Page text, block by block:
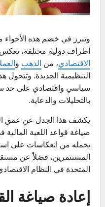
وتبرز في خضم هذه الأجواء
أطراف دولية مختلفة،
الاقتصادي، من الذهب و
التنظيمية الجديدة. وتتحول
سياسي واقتصادي على حد
بالتحليلات والدعاية.
يكشف هذا الجدل عن عمق
صياغة قواعد اللعبة
يحمله من انعكاسات على
المستثمرين، فضلاً عن
المتحدة في النظام
إعادة صياغة